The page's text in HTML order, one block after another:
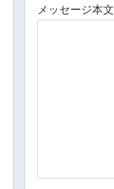
メッセージ本文